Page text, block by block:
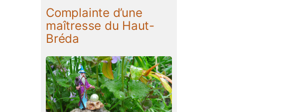
Complainte d’une
maîtresse du Haut-
Bréda